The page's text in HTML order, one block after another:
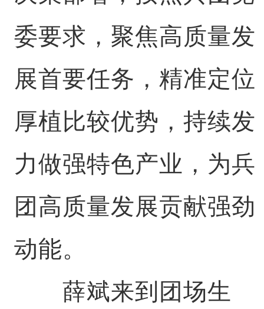
委要求，聚焦高质量发
展首要任务，精准定位
厚植比较优势，持续发
力做强特色产业，为兵
团高质量发展贡献强劲
动能。
薛斌来到团场生